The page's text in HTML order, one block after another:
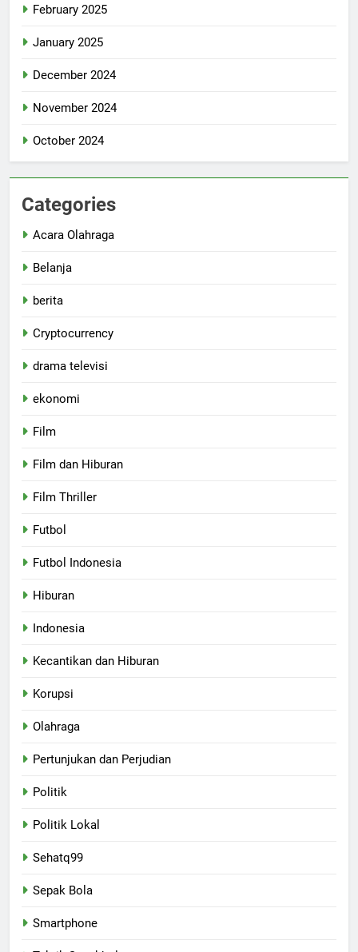
February 2025
January 2025
December 2024
November 2024
October 2024
Categories
Acara Olahraga
Belanja
berita
Cryptocurrency
drama televisi
ekonomi
Film
Film dan Hiburan
Film Thriller
Futbol
Futbol Indonesia
Hiburan
Indonesia
Kecantikan dan Hiburan
Korupsi
Olahraga
Pertunjukan dan Perjudian
Politik
Politik Lokal
Sehatq99
Sepak Bola
Smartphone